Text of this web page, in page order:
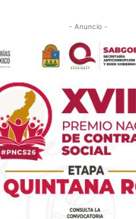
- Anuncio -